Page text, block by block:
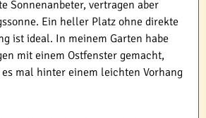
Sonnenanbeter, vertragen aber
Ein heller Platz ohne direkte
ist ideal. In meinem Garten habe
mit einem Ostfenster gemacht,
mal hinter einem leichten Vorhang